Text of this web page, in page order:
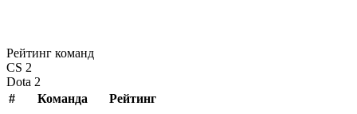
Рейтинг команд
CS 2
Dota 2
#
Команда Рейтинг